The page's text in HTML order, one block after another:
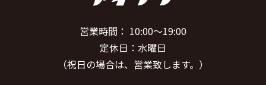
営業時間： 10:00～19:00
定休日：水曜日
（祝日の場合は、営業致します。）